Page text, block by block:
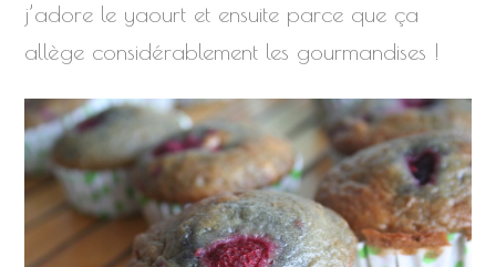
j’adore le yaourt et ensuite parce que ça
allège considérablement les gourmandises !